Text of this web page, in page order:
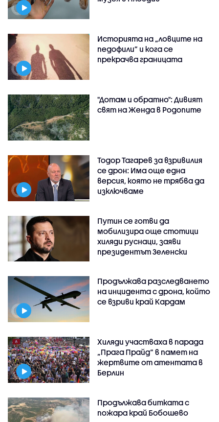
Историята на „ловците на
педофили” и кога се
прекрачва границата
"Дотам и обратно": Дивият
свят на Женда в Родопите
Тодор Тагарев за взривилия
се дрон: Има още една
версия, която не трябва да
изключваме
Путин се готви да
мобилизира още стотици
хиляди руснаци, заяви
президентът Зеленски
Продължава разследването
на инцидента с дрона, който
се взриви край Кардам
Хиляди участваха в парада
„Прага Прайд“ в памет на
жертвите от атентата в
Берлин
Продължава битката с
пожара край Бобошево